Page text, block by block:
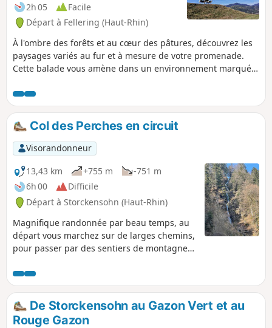
2h 05
Facile
Départ à Fellering (Haut-Rhin)
À l'ombre des forêts et au cœur des pâtures, découvrez les
paysages variés au fur et à mesure de votre promenade.
Cette balade vous amène dans un environnement marqué
Col des Perches en circuit
Visorandonneur
13,43 km
+755 m
-751 m
6h 00
Difficile
Départ à Storckensohn (Haut-Rhin)
Magnifique randonnée par beau temps, au
départ vous marchez sur de larges chemins,
pour passer par des sentiers de montagne
ainsi que les chaumes du Rouge Gazon.
De Storckensohn au Gazon Vert et au
Rouge Gazon